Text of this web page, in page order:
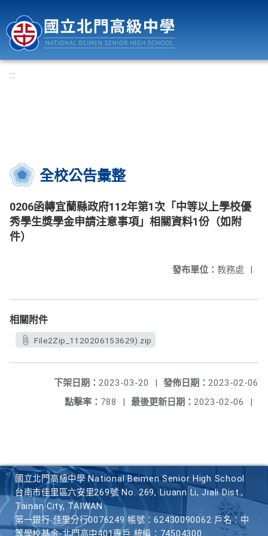
:::
全校公告彙整
0206函轉宜蘭縣政府112年第1次「中等以上學校優
秀學生獎學金申請注意事項」相關資料1份（如附
件）
發布單位： 教務處 |
相關附件
File2Zip_1120206153629).zip
發佈日期： 2023-02-06
下架日期： 2023-03-20
|
最後更新日期： 2023-02-06 |
點擊率： 788 |
國立北門高級中學 National Beimen Senior High School
台南市佳里區六安里269號 No. 269, Liuann Li, Jiali Dist.,
Tainan City, TAIWAN
第一銀行 佳里分行0076249 帳號：62430090062 戶名：中
等學校基金-北門高中401專戶 統編：74504300